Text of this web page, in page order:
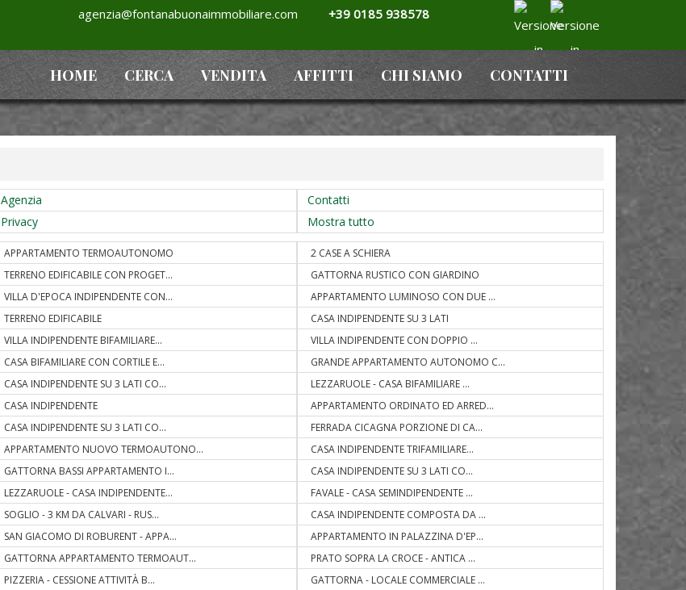
agenzia@fontanabuonaimmobiliare.com +39 0185 938578
HOME CERCA VENDITA AFFITTI CHI SIAMO CONTATTI
Agenzia
Contatti
Privacy Mostra tutto
APPARTAMENTO TERMOAUTONOMO
2 CASE A SCHIERA
TERRENO EDIFICABILE CON PROGET...
GATTORNA RUSTICO CON GIARDINO
VILLA D'EPOCA INDIPENDENTE CON... APPARTAMENTO LUMINOSO CON DUE ...
TERRENO EDIFICABILE
CASA INDIPENDENTE SU 3 LATI
VILLA INDIPENDENTE BIFAMILIARE... VILLA INDIPENDENTE CON DOPPIO ...
CASA BIFAMILIARE CON CORTILE E... GRANDE APPARTAMENTO AUTONOMO C...
CASA INDIPENDENTE SU 3 LATI CO... LEZZARUOLE - CASA BIFAMILIARE ...
CASA INDIPENDENTE APPARTAMENTO ORDINATO ED ARRED...
CASA INDIPENDENTE SU 3 LATI CO... FERRADA CICAGNA PORZIONE DI CA...
APPARTAMENTO NUOVO TERMOAUTONO... CASA INDIPENDENTE TRIFAMILIARE...
GATTORNA BASSI APPARTAMENTO I... CASA INDIPENDENTE SU 3 LATI CO...
LEZZARUOLE - CASA INDIPENDENTE... FAVALE - CASA SEMINDIPENDENTE ...
SOGLIO - 3 KM DA CALVARI - RUS... CASA INDIPENDENTE COMPOSTA DA ...
SAN GIACOMO DI ROBURENT - APPA... APPARTAMENTO IN PALAZZINA D'EP...
GATTORNA APPARTAMENTO TERMOAUT... PRATO SOPRA LA CROCE - ANTICA ...
PIZZERIA - CESSIONE ATTIVITÀ B... GATTORNA - LOCALE COMMERCIALE ...